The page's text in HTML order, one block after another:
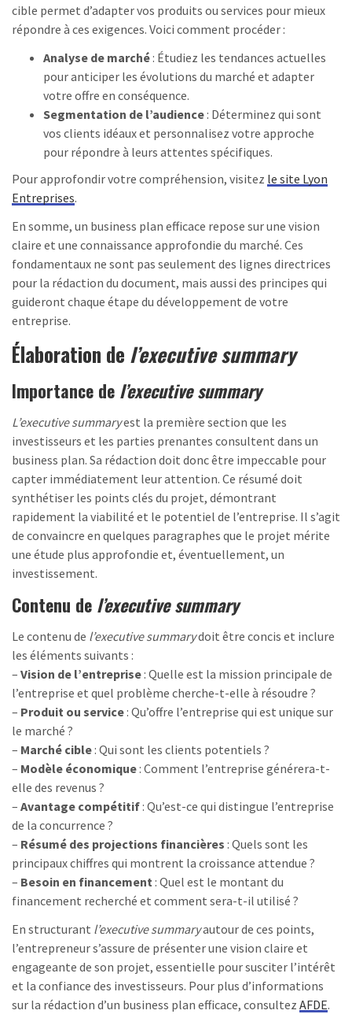
cible permet d’adapter vos produits ou services pour mieux
répondre à ces exigences. Voici comment procéder :
Analyse de marché : Étudiez les tendances actuelles
pour anticiper les évolutions du marché et adapter
votre offre en conséquence.
Segmentation de l’audience : Déterminez qui sont
vos clients idéaux et personnalisez votre approche
pour répondre à leurs attentes spécifiques.
Pour approfondir votre compréhension, visitez le site Lyon
Entreprises.
En somme, un business plan efficace repose sur une vision
claire et une connaissance approfondie du marché. Ces
fondamentaux ne sont pas seulement des lignes directrices
pour la rédaction du document, mais aussi des principes qui
guideront chaque étape du développement de votre
entreprise.
Élaboration de l’executive summary
Importance de l’executive summary
L’executive summaryest la première section que les
investisseurs et les parties prenantes consultent dans un
business plan. Sa rédaction doit donc être impeccable pour
capter immédiatement leur attention. Ce résumé doit
synthétiser les points clés du projet, démontrant
rapidement la viabilité et le potentiel de l’entreprise. Il s’agit
de convaincre en quelques paragraphes que le projet mérite
une étude plus approfondie et, éventuellement, un
investissement.
Contenu de l’executive summary
Le contenu de l’executive summarydoit être concis et inclure
les éléments suivants :
– Vision de l’entreprise : Quelle est la mission principale de
l’entreprise et quel problème cherche-t-elle à résoudre ?
– Produit ou service : Qu’offre l’entreprise qui est unique sur
le marché ?
– Marché cible : Qui sont les clients potentiels ?
– Modèle économique : Comment l’entreprise générera-t-
elle des revenus ?
– Avantage compétitif : Qu’est-ce qui distingue l’entreprise
de la concurrence ?
– Résumé des projections financières : Quels sont les
principaux chiffres qui montrent la croissance attendue ?
– Besoin en financement : Quel est le montant du
financement recherché et comment sera-t-il utilisé ?
En structurant l’executive summaryautour de ces points,
l’entrepreneur s’assure de présenter une vision claire et
engageante de son projet, essentielle pour susciter l’intérêt
et la confiance des investisseurs. Pour plus d’informations
sur la rédaction d’un business plan efficace, consultez AFDE.